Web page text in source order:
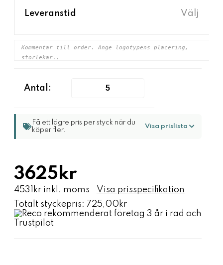
Leveranstid Välj
Antal:
Få ett lägre pris per styck när du
köper fler.
Visa prislista
3625kr
4531kr inkl. moms
Visa prisspecifikation
Totalt styckepris: 725,00kr